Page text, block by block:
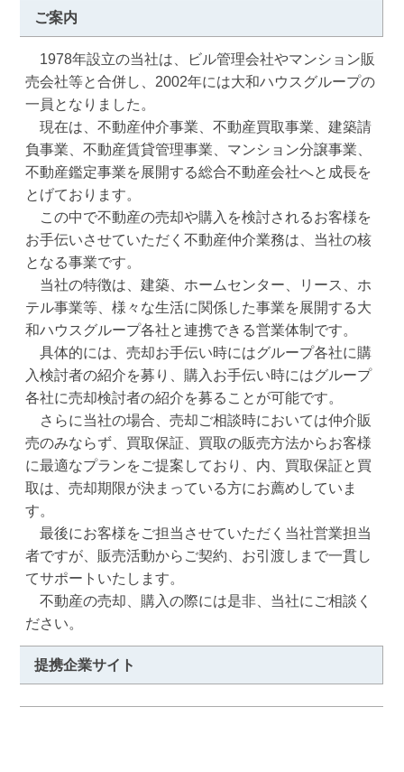
ご案内
1978年設立の当社は、ビル管理会社やマンション販
売会社等と合併し、2002年には大和ハウスグループの
一員となりました。
現在は、不動産仲介事業、不動産買取事業、建築請
負事業、不動産賃貸管理事業、マンション分譲事業、
不動産鑑定事業を展開する総合不動産会社へと成長を
とげております。
この中で不動産の売却や購入を検討されるお客様を
お手伝いさせていただく不動産仲介業務は、当社の核
となる事業です。
当社の特徴は、建築、ホームセンター、リース、ホ
テル事業等、様々な生活に関係した事業を展開する大
和ハウスグループ各社と連携できる営業体制です。
具体的には、売却お手伝い時にはグループ各社に購
入検討者の紹介を募り、購入お手伝い時にはグループ
各社に売却検討者の紹介を募ることが可能です。
さらに当社の場合、売却ご相談時においては仲介販
売のみならず、買取保証、買取の販売方法からお客様
に最適なプランをご提案しており、内、買取保証と買
取は、売却期限が決まっている方にお薦めしていま
す。
最後にお客様をご担当させていただく当社営業担当
者ですが、販売活動からご契約、お引渡しまで一貫し
てサポートいたします。
不動産の売却、購入の際には是非、当社にご相談く
ださい。
提携企業サイト